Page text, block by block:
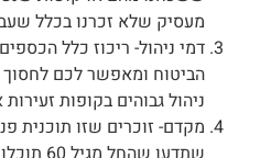
מעסיק שלא זכרנו בכלל שעבדנו
דמי ניהול- ריכוז כלל הכספים
הביטוח ומאפשר לכם לחסוך
ניהול גבוהים בקופות זעירות או
מקדם- זוכרים שזו תוכנית